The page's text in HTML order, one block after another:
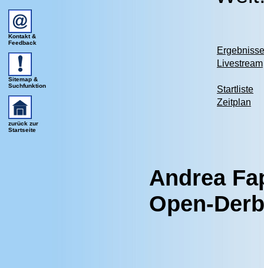
Kontakt &
Feedback
Sitemap &
Suchfunktion
zurück zur
Startseite
Ergebnisse
Livestream
Startliste
Zeitplan
Andrea
Open-